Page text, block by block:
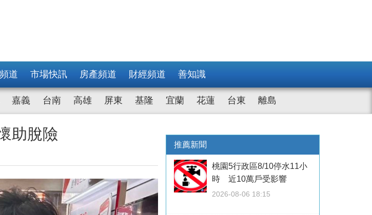
道 市場快訊 房產頻道 財經頻道 善知識
嘉義 台南 高雄 屏東 基隆 宜蘭 花蓮 台東 離島
助脫險
推薦新聞
桃園5行政區8/10停水11小
時 近10萬戶受影響
2026-08-06 18:15